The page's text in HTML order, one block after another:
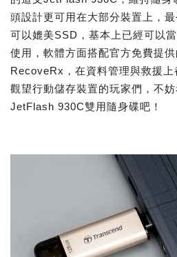
頭設計更可用在大部分裝置上，
可以媲美SSD，基本上已經可以
使用，軟體方面搭配官方免費提
RecoveRx，在資料管理與救援
觀望行動儲存裝置的玩家們，不
JetFlash 930C雙用隨身碟吧！